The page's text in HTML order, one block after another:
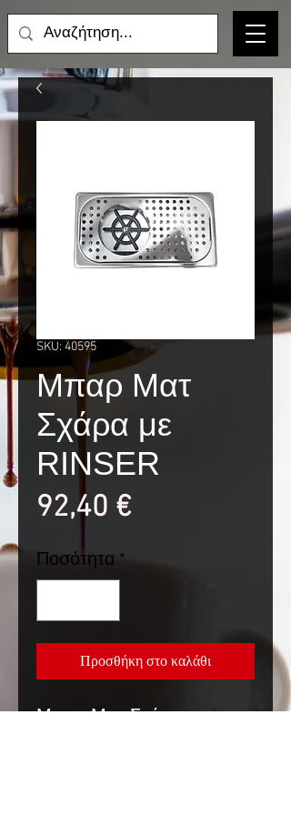
SKU: 40595
Μπαρ Ματ
Σχάρα με
RINSER
92,40 €Τιμή
Ποσότητα *
Προσθήκη στο καλάθι
Μπαρ Ματ Σχάρα με